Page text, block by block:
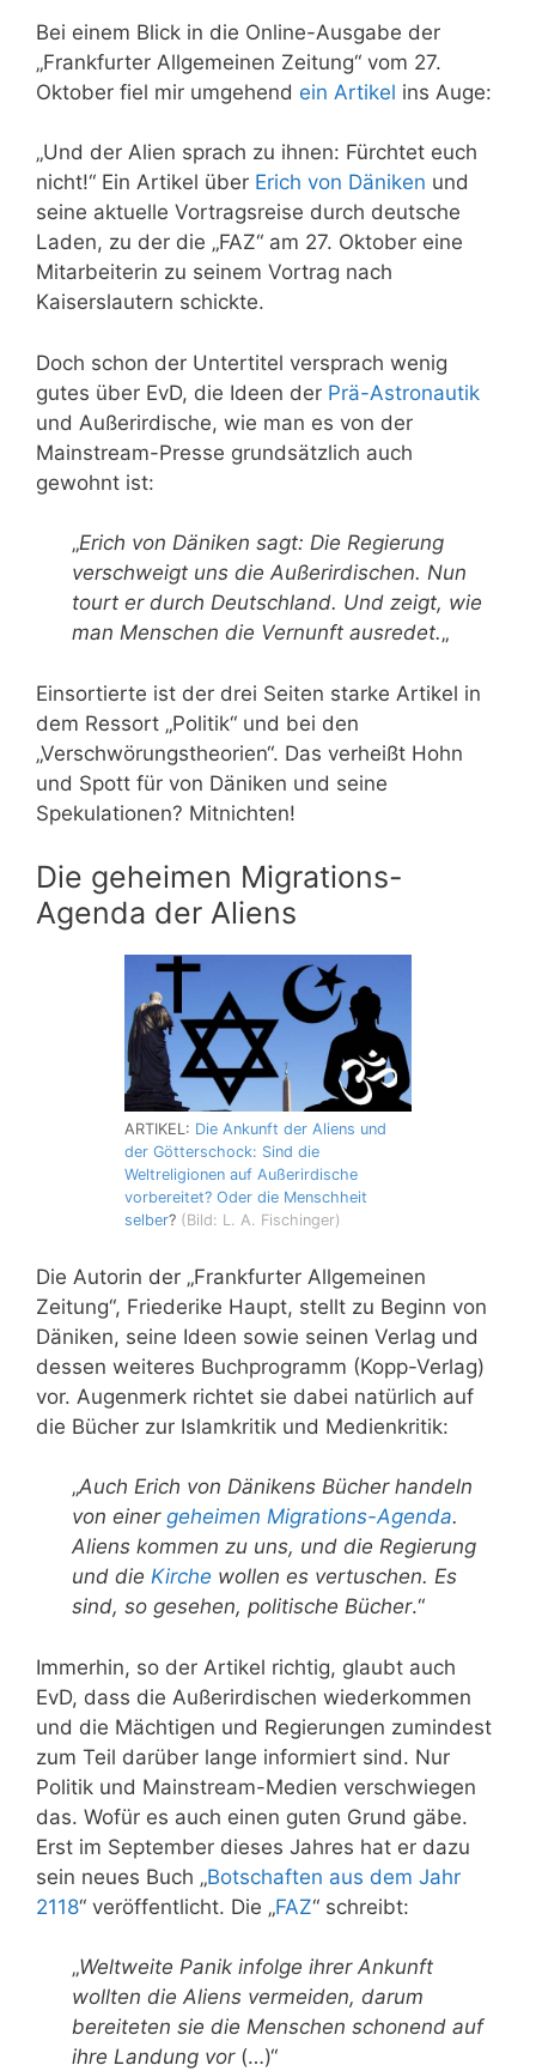
Bei einem Blick in die Online-Ausgabe der
„Frankfurter Allgemeinen Zeitung“ vom 27.
Oktober fiel mir umgehend ein Artikel ins Auge:
„Und der Alien sprach zu ihnen: Fürchtet euch
nicht!“ Ein Artikel über Erich von Däniken und
seine aktuelle Vortragsreise durch deutsche
Laden, zu der die „FAZ“ am 27. Oktober eine
Mitarbeiterin zu seinem Vortrag nach
Kaiserslautern schickte.
Doch schon der Untertitel versprach wenig
gutes über EvD, die Ideen der Prä-Astronautik
und Außerirdische, wie man es von der
Mainstream-Presse grundsätzlich auch
gewohnt ist:
„Erich von Däniken sagt: Die Regierung
verschweigt uns die Außerirdischen. Nun
tourt er durch Deutschland. Und zeigt, wie
man Menschen die Vernunft ausredet.„
Einsortierte ist der drei Seiten starke Artikel in
dem Ressort „Politik“ und bei den
„Verschwörungstheorien“. Das verheißt Hohn
und Spott für von Däniken und seine
Spekulationen? Mitnichten!
Die geheimen Migrations-
Agenda der Aliens
ARTIKEL: Die Ankunft der Aliens und
der Götterschock: Sind die
Weltreligionen auf Außerirdische
vorbereitet? Oder die Menschheit
selber? (Bild: L. A. Fischinger)
Die Autorin der „Frankfurter Allgemeinen
Zeitung“, Friederike Haupt, stellt zu Beginn von
Däniken, seine Ideen sowie seinen Verlag und
dessen weiteres Buchprogramm (Kopp-Verlag)
vor. Augenmerk richtet sie dabei natürlich auf
die Bücher zur Islamkritik und Medienkritik:
„Auch Erich von Dänikens Bücher handeln
von einer geheimen Migrations-Agenda.
Aliens kommen zu uns, und die Regierung
und die Kirche wollen es vertuschen. Es
sind, so gesehen, politische Bücher.“
Immerhin, so der Artikel richtig, glaubt auch
EvD, dass die Außerirdischen wiederkommen
und die Mächtigen und Regierungen zumindest
zum Teil darüber lange informiert sind. Nur
Politik und Mainstream-Medien verschwiegen
das. Wofür es auch einen guten Grund gäbe.
Erst im September dieses Jahres hat er dazu
sein neues Buch „Botschaften aus dem Jahr
2118“ veröffentlicht. Die „FAZ“ schreibt:
„Weltweite Panik infolge ihrer Ankunft
wollten die Aliens vermeiden, darum
bereiteten sie die Menschen schonend auf
ihre Landung vor(…)“